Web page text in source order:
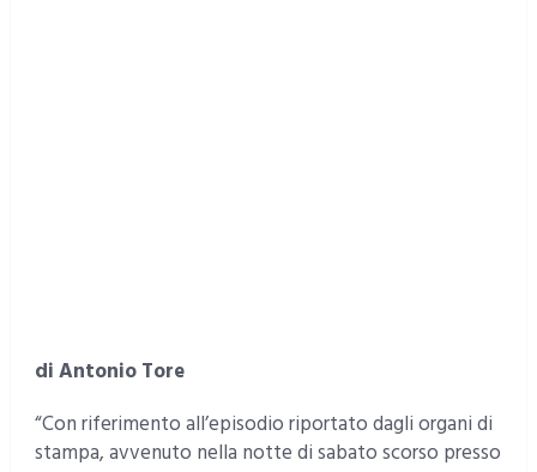
di Antonio Tore
“Con riferimento all’episodio riportato dagli organi di
stampa, avvenuto nella notte di sabato scorso presso